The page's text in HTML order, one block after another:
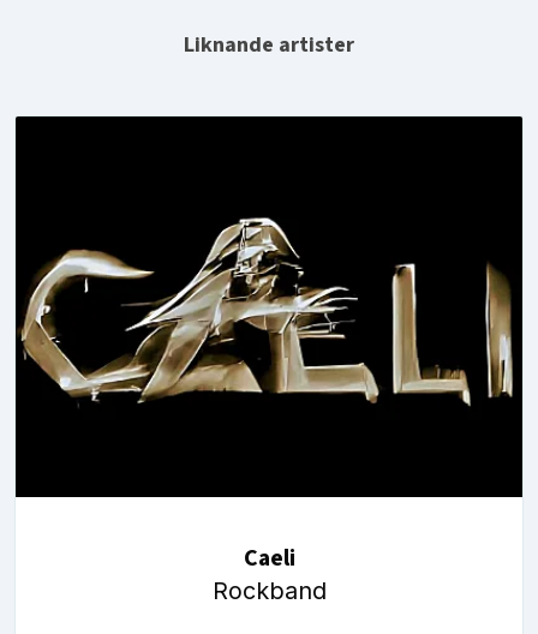
Liknande artister
Caeli
Rockband